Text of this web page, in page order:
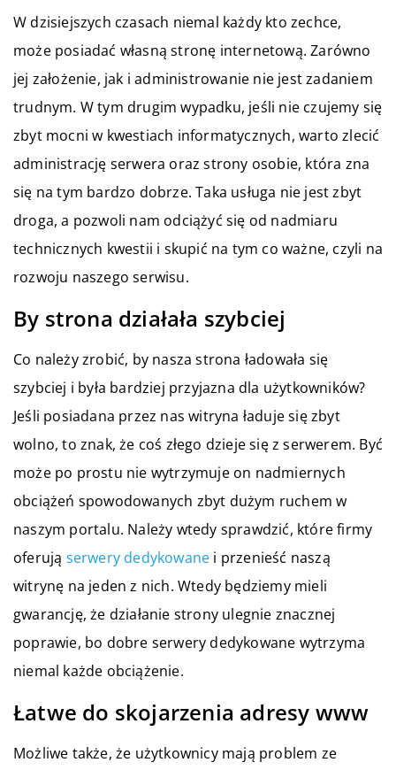
W dzisiejszych czasach niemal każdy kto zechce,
może posiadać własną stronę internetową. Zarówno
jej założenie, jak i administrowanie nie jest zadaniem
trudnym. W tym drugim wypadku, jeśli nie czujemy się
zbyt mocni w kwestiach informatycznych, warto zlecić
administrację serwera oraz strony osobie, która zna
się na tym bardzo dobrze. Taka usługa nie jest zbyt
droga, a pozwoli nam odciążyć się od nadmiaru
technicznych kwestii i skupić na tym co ważne, czyli na
rozwoju naszego serwisu.
By strona działała szybciej
Co należy zrobić, by nasza strona ładowała się
szybciej i była bardziej przyjazna dla użytkowników?
Jeśli posiadana przez nas witryna ładuje się zbyt
wolno, to znak, że coś złego dzieje się z serwerem. Być
może po prostu nie wytrzymuje on nadmiernych
obciążeń spowodowanych zbyt dużym ruchem w
naszym portalu. Należy wtedy sprawdzić, które firmy
oferują serwery dedykowane i przenieść naszą
witrynę na jeden z nich. Wtedy będziemy mieli
gwarancję, że działanie strony ulegnie znacznej
poprawie, bo dobre serwery dedykowane wytrzyma
niemal każde obciążenie.
Łatwe do skojarzenia adresy www
Możliwe także, że użytkownicy mają problem ze